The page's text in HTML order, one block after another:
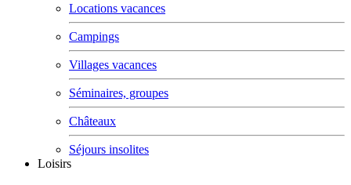
Locations vacances
Campings
Villages vacances
Séminaires, groupes
Châteaux
Séjours insolites
Loisirs